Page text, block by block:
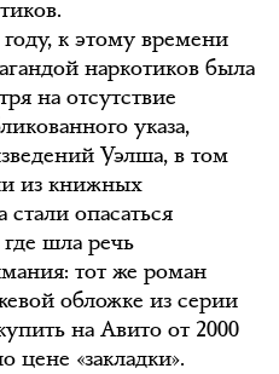
к этому времени
наркотиков была
на отсутствие
указа,
Уэлша, в том
из книжных
стали опасаться
где шла речь
тот же роман
обложке из серии
на Авито от 2000
цене «закладки».